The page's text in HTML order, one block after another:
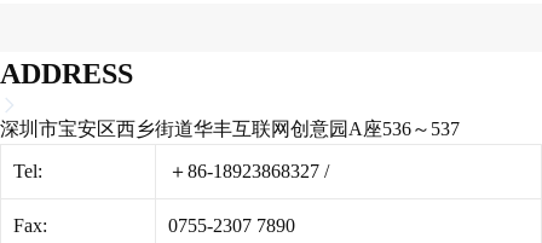
ADDRESS
深圳市宝安区西乡街道华丰互联网创意园A座536～537
Tel: ＋86-18923868327 /
Fax: 0755-2307 7890